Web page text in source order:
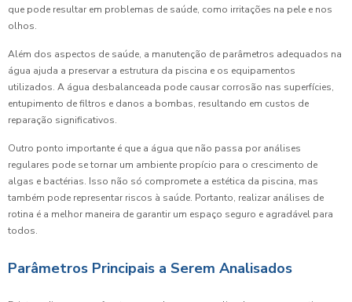
que pode resultar em problemas de saúde, como irritações na pele e nos
olhos.
Além dos aspectos de saúde, a manutenção de parâmetros adequados na
água ajuda a preservar a estrutura da piscina e os equipamentos
utilizados. A água desbalanceada pode causar corrosão nas superfícies,
entupimento de filtros e danos a bombas, resultando em custos de
reparação significativos.
Outro ponto importante é que a água que não passa por análises
regulares pode se tornar um ambiente propício para o crescimento de
algas e bactérias. Isso não só compromete a estética da piscina, mas
também pode representar riscos à saúde. Portanto, realizar análises de
rotina é a melhor maneira de garantir um espaço seguro e agradável para
todos.
Parâmetros Principais a Serem Analisados